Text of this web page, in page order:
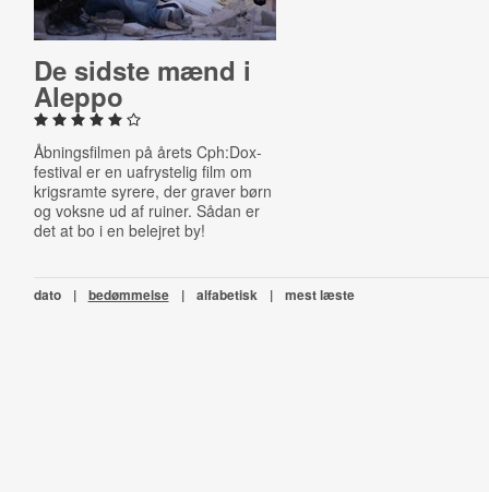
De sidste mænd i
Aleppo
Åbningsfilmen på årets Cph:Dox-
festival er en uafrystelig film om
krigsramte syrere, der graver børn
og voksne ud af ruiner. Sådan er
det at bo i en belejret by!
dato | bedømmelse | alfabetisk | mest læste